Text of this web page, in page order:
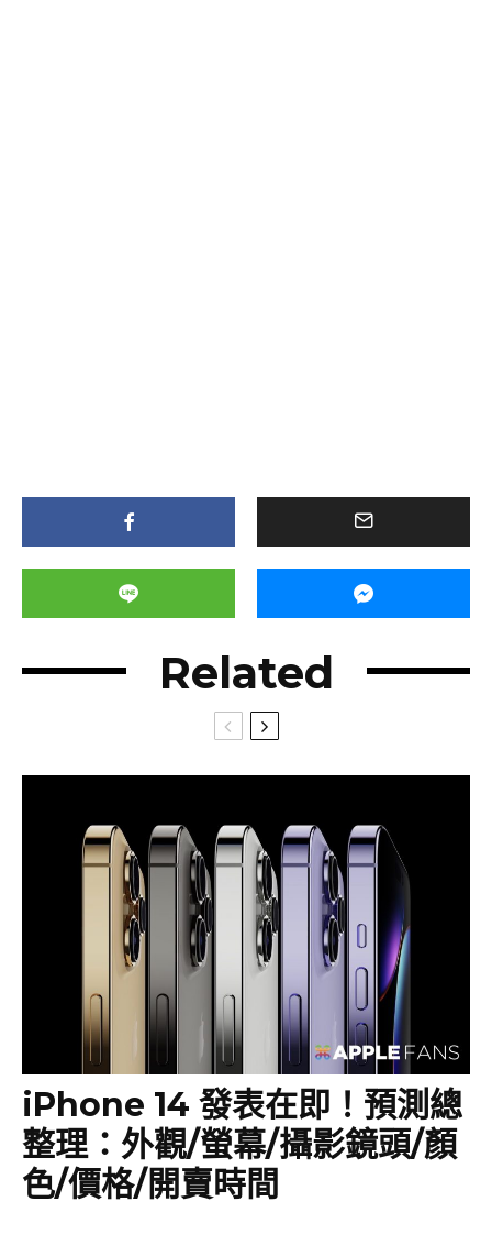
Related
iPhone 14 發表在即！預測總
整理：外觀/螢幕/攝影鏡頭/顏
色/價格/開賣時間